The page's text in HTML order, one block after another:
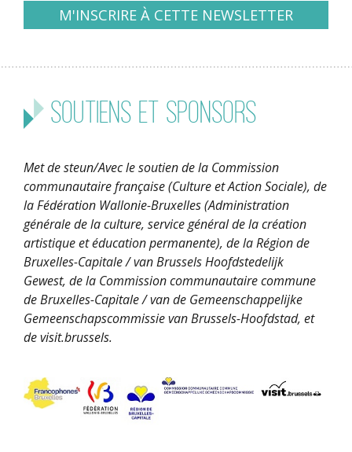
Soutiens et sponsors
Met de steun/Avec le soutien de la Commission
communautaire française (Culture et Action Sociale), de
la Fédération Wallonie-Bruxelles (Administration
générale de la culture, service général de la création
artistique et éducation permanente), de la Région de
Bruxelles-Capitale / van Brussels Hoofdstedelijk
Gewest, de la Commission communautaire commune
de Bruxelles-Capitale / van de Gemeenschappelijke
Gemeenschapscommissie van Brussels-Hoofdstad, et
de visit.brussels.